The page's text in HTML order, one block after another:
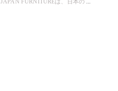
JAPAN FURNITUREは、日本の